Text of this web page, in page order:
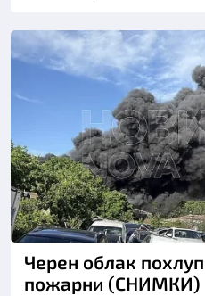
Черен облак
пожарни (СНИМКИ)